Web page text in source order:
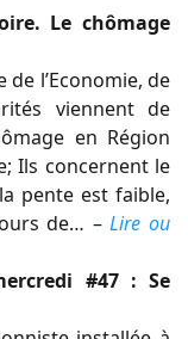
Le chômage
l’Economie, de
viennent de
en Région
Ils concernent le
pente est faible,
de… – Lire ou
#47 : Se